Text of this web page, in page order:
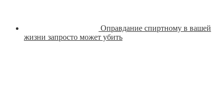
Оправдание спиртному в вашей
жизни запросто может убить